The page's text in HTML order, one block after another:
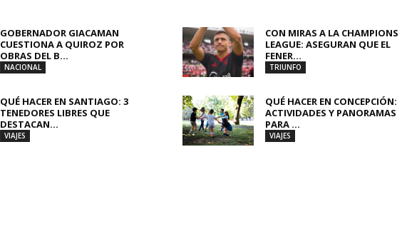
GOBERNADOR GIACAMAN
CUESTIONA A QUIROZ POR
OBRAS DEL B...
NACIONAL
CON MIRAS A LA CHAMPIONS
LEAGUE: ASEGURAN QUE EL
FENER...
TRIUNFO
QUÉ HACER EN SANTIAGO: 3
TENEDORES LIBRES QUE
DESTACAN...
VIAJES
QUÉ HACER EN CONCEPCIÓN:
ACTIVIDADES Y PANORAMAS
PARA ...
VIAJES